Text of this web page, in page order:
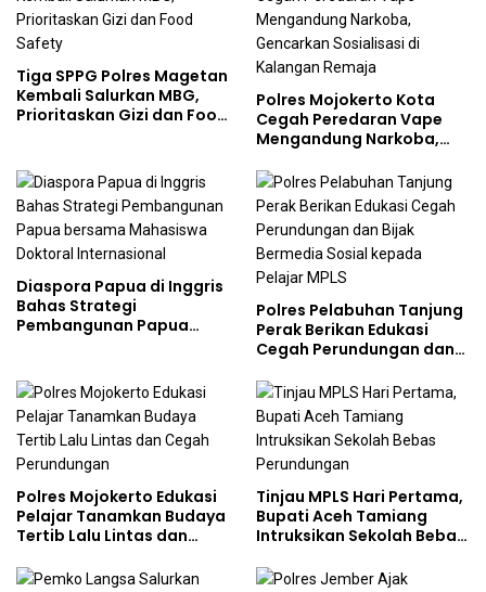
Tiga SPPG Polres Magetan
Kembali Salurkan MBG,
Prioritaskan Gizi dan Food
Polres Mojokerto Kota
Cegah Peredaran Vape
Mengandung Narkoba,
Kalangan Remaja
Diaspora Papua di Inggris
Bahas Strategi
Pembangunan Papua
Polres Pelabuhan Tanjung
Perak Berikan Edukasi
Cegah Perundungan dan
kepada Pelajar MPLS
Polres Mojokerto Edukasi
Pelajar Tanamkan Budaya
Tertib Lalu Lintas dan
Tinjau MPLS Hari Pertama,
Bupati Aceh Tamiang
Intruksikan Sekolah Bebas